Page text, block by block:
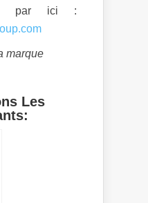
par ici :
marque
Les